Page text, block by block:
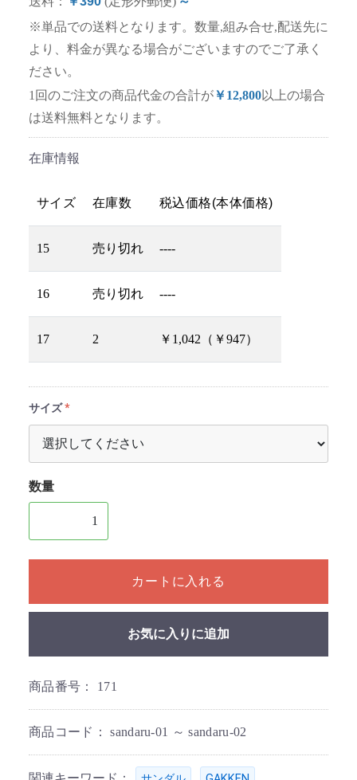
※単品での送料となります。数量,組み合せ,配送先に
より、料金が異なる場合がございますのでご了承く
ださい。
1回のご注文の商品代金の合計が￥12,800以上の場合
は送料無料となります。
在庫情報
サイズ 在庫数 税込価格(本体価格)
15 売り切れ ----
16 売り切れ ----
17 2 ￥1,042（￥947）
サイズ
数量
1個以上の数量を入力してください
カートに入れる
お気に入りに追加
商品番号： 171
商品コード：sandaru-01 ～ sandaru-02